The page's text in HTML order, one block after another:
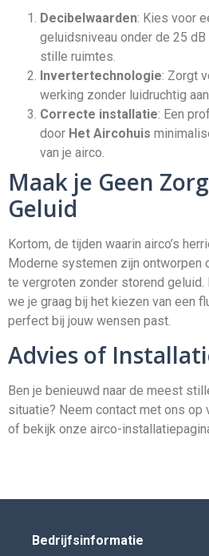
Decibelwaarden: Kies voor
geluidsniveau onder de 25
stille ruimtes.
Invertertechnologie: Zorgt
werking zonder luidruchtig
Correcte installatie: Een
door Het Aircohuis
van je airco.
Maak je Geen
Geluid
Kortom, de tijden waarin airco’s
Moderne systemen zijn ontworpen
te vergroten zonder storend geluid.
we je graag bij het kiezen van een
perfect bij jouw wensen past.
Advies of
Ben je benieuwd naar de meest
situatie? Neem contact met ons op
of bekijk onze airco-
Bedrijfsinformatie